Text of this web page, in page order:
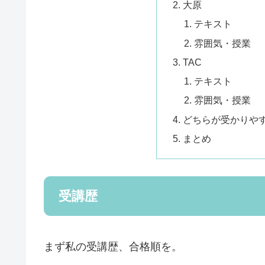
大原
テキスト
雰囲気・授業
TAC
テキスト
雰囲気・授業
どちらが受かりや
まとめ
受講歴
まず私の受講歴、合格順を。